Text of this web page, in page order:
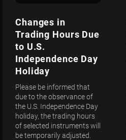
Changes in
Trading Hours Due
to U.S.
Independence Day
Holiday
Please be informed that
due to the observance of
the U.S. Independence Day
holiday, the trading hours
of selected instruments will
be temporarily adjusted.